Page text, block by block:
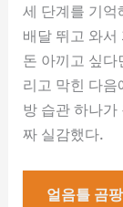
세 단계를 기억
배달 뛰고 와
돈 아끼고 싶
리고 막힌 다음
방 습관 하나
짜 실감했다.
얼음틀 곰